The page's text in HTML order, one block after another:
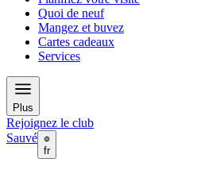
Quoi de neuf
Mangez et buvez
Cartes cadeaux
Services
Plus
Rejoignez le club
Sauvé
fr